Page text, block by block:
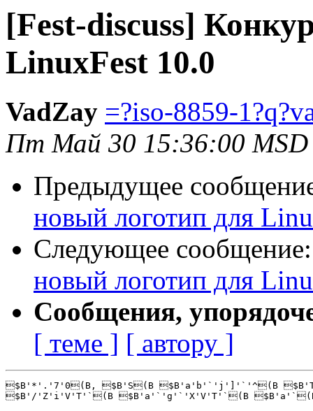
[Fest-discuss]
LinuxFest 10.0
VadZay =?iso-8859-
Пт Май 30 15:36:00 MSD
Предыдущее
новый логотип для
Следующее
новый логотип для
Сообщения,
[ теме ] [ автору ]
$B'*'.'7'0(B, $B'S(B $B'a'b'`'j']'`'^(B
$B'/'Z'i'V'T'`(B $B'a'`'g'`'X'V'T'`(B